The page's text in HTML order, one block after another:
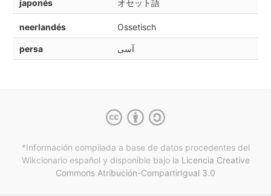
japonés オセット語
neerlandés Ossetisch
persa آسی
*Información compilada a base de datos procedentes del
Wikcionario español y disponible bajo la Licencia Creative
Commons Atribución-CompartirIgual 3.0